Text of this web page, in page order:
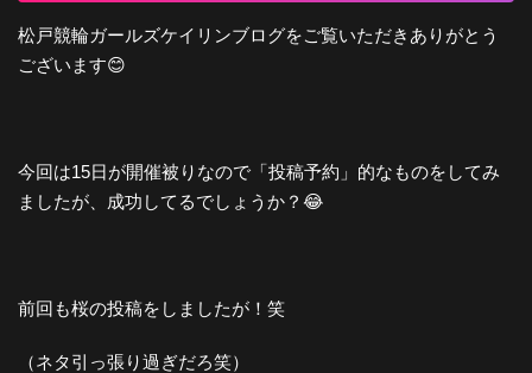
松戸競輪ガールズケイリンブログをご覧いただきありがとう
ございます😊
今回は15日が開催被りなので「投稿予約」的なものをしてみ
ましたが、成功してるでしょうか？😂
前回も桜の投稿をしましたが！笑
（ネタ引っ張り過ぎだろ笑）